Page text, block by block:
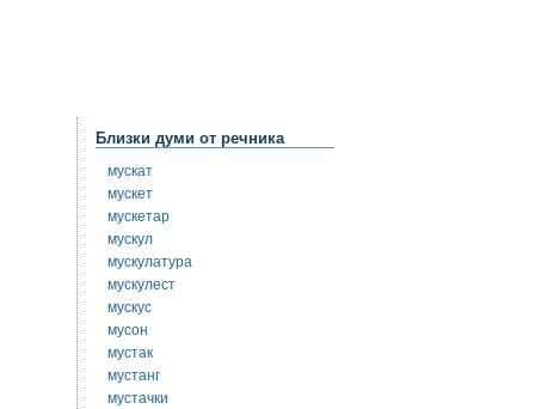
Близки думи от речника
мускат
мускет
мускетар
мускул
мускулатура
мускулест
мускус
мусон
мустак
мустанг
мустачки